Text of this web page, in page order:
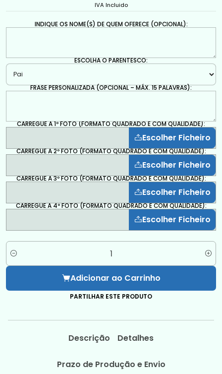
IVA Incluido
INDIQUE OS NOME(S) DE QUEM OFERECE (OPCIONAL):
ESCOLHA O PARENTESCO:
FRASE PERSONALIZADA (OPCIONAL – MÁX. 15 PALAVRAS):
CARREGUE A 1º FOTO (FORMATO QUADRADO E COM QUALIDADE):
Escolher Ficheiro
CARREGUE A 2º FOTO (FORMATO QUADRADO E COM QUALIDADE):
Escolher Ficheiro
CARREGUE A 3º FOTO (FORMATO QUADRADO E COM QUALIDADE):
Escolher Ficheiro
CARREGUE A 4º FOTO (FORMATO QUADRADO E COM QUALIDADE):
Escolher Ficheiro
Quantidade
Adicionar ao Carrinho
PARTILHAR ESTE PRODUTO
Descrição Detalhes
Prazo de Produção e Envio